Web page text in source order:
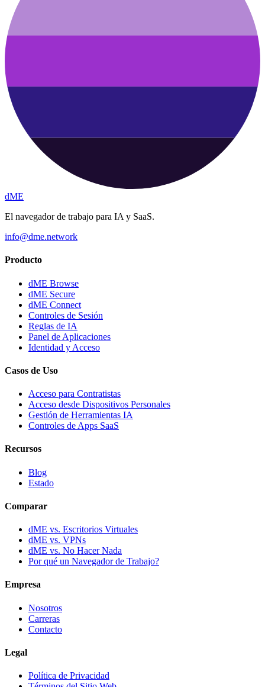
dME
El navegador de trabajo para IA y SaaS.
info@dme.network
Producto
dME Browse
dME Secure
dME Connect
Controles de Sesión
Reglas de IA
Panel de Aplicaciones
Identidad y Acceso
Casos de Uso
Acceso para Contratistas
Acceso desde Dispositivos Personales
Gestión de Herramientas IA
Controles de Apps SaaS
Recursos
Blog
Estado
Comparar
dME vs. Escritorios Virtuales
dME vs. VPNs
dME vs. No Hacer Nada
Por qué un Navegador de Trabajo?
Empresa
Nosotros
Carreras
Contacto
Legal
Política de Privacidad